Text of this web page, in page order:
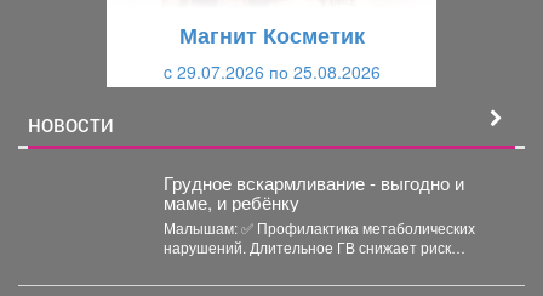
Магнит Косметик
c 29.07.2026 по 25.08.2026
НОВОСТИ
Грудное вскармливание - выгодно и
маме, и ребёнку
Малышам: ✅ Профилактика метаболических
нарушений. Длительное ГВ снижает риск